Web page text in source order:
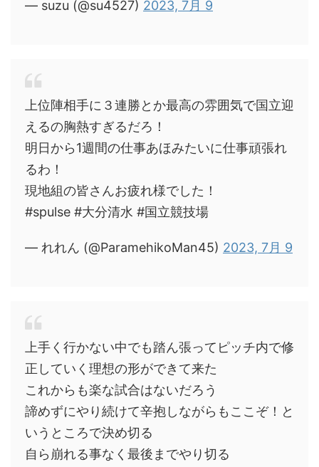
— suzu (@su4527) 2023, 7月 9
上位陣相手に３連勝とか最高の雰囲気で国立迎
えるの胸熱すぎるだろ！
明日から1週間の仕事あほみたいに仕事頑張れ
るわ！
現地組の皆さんお疲れ様でした！
#spulse #大分清水 #国立競技場
— れれん (@ParamehikoMan45) 2023, 7月 9
上手く行かない中でも踏ん張ってピッチ内で修
正していく理想の形ができて来た
これからも楽な試合はないだろう
諦めずにやり続けて辛抱しながらもここぞ！と
いうところで決め切る
自ら崩れる事なく最後までやり切る